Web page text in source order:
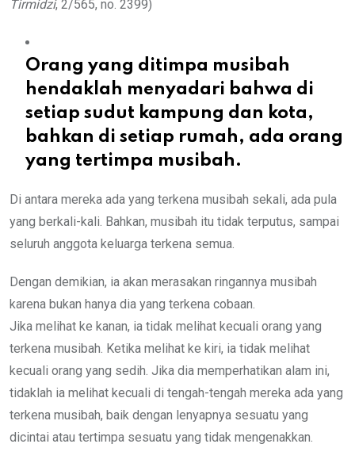
Tirmidzi, 2/565, no. 2399)
Orang yang ditimpa musibah
hendaklah menyadari bahwa di
setiap sudut kampung dan kota,
bahkan di setiap rumah, ada orang
yang tertimpa musibah.
Di antara mereka ada yang terkena musibah sekali, ada pula
yang berkali-kali. Bahkan, musibah itu tidak terputus, sampai
seluruh anggota keluarga terkena semua.
Dengan demikian, ia akan merasakan ringannya musibah
karena bukan hanya dia yang terkena cobaan.
Jika melihat ke kanan, ia tidak melihat kecuali orang yang
terkena musibah. Ketika melihat ke kiri, ia tidak melihat
kecuali orang yang sedih. Jika dia memperhatikan alam ini,
tidaklah ia melihat kecuali di tengah-tengah mereka ada yang
terkena musibah, baik dengan lenyapnya sesuatu yang
dicintai atau tertimpa sesuatu yang tidak mengenakkan.